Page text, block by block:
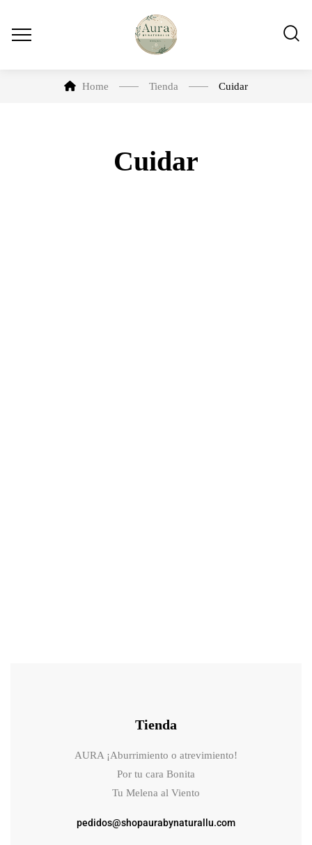
Home Tienda Cuidar
Cuidar
Tienda
AURA ¡Aburrimiento o atrevimiento!
Por tu cara Bonita
Tu Melena al Viento
pedidos@shopaurabynaturallu.com